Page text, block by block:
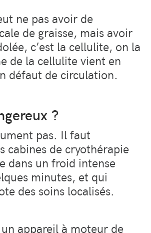
ne pas avoir de
de graisse, mais avoir
c’est la cellulite, on la
de la cellulite vient en
défaut de circulation.
?
pas. Il faut
cabines de cryothérapie
dans un froid intense
minutes, et qui
des soins localisés.
appareil à moteur de